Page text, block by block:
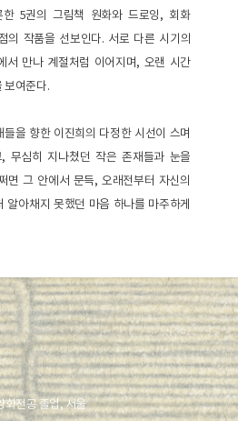
5권의 그림책 원화와 드로잉, 회화
의 작품을 선보인다. 서로 다른 시기의
서 만나 계절처럼 이어지며, 오랜 시간
보여준다.
을 향한 이진희의 다정한 시선이 스며
무심히 지나쳤던 작은 존재들과 눈을
면 그 안에서 문득, 오래전부터 자신의
알아채지 못했던 마음 하나를 마주하게
화전공 졸업, 서울